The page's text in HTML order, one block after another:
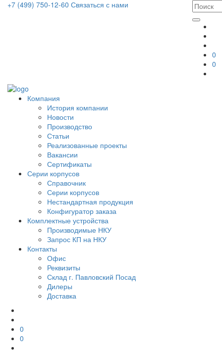
+7 (499) 750-12-60 Связаться с нами
0
0
Компания
История компании
Новости
Производство
Статьи
Реализованные проекты
Вакансии
Сертификаты
Серии корпусов
Справочник
Серии корпусов
Нестандартная продукция
Конфигуратор заказа
Комплектные устройства
Производимые НКУ
Запрос КП на НКУ
Контакты
Офис
Реквизиты
Склад г. Павловский Посад
Дилеры
Доставка
0
0